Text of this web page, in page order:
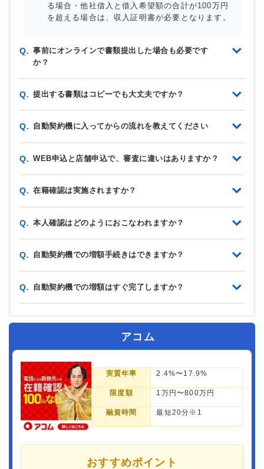
る場合・他社借入と借入希望額の合計が100万円
を超える場合は、収入証明書が必要となります。
Q. 事前にオンラインで書類提出した場合も必要です
か？
Q. 提出する書類はコピーでも大丈夫ですか？
Q. 自動契約機に入ってからの流れを教えてください
Q. WEB申込と店舗申込で、審査に違いはありますか？
Q. 在籍確認は実施されますか？
Q. 本人確認はどのようにおこなわれますか？
Q. 自動契約機での増額手続きはできますか？
Q. 自動契約機での増額はすぐ完了しますか？
アコム
実質年率 2.4%〜17.9%
限度額 1万円〜800万円
融資時間 最短20分※1
おすすめポイント